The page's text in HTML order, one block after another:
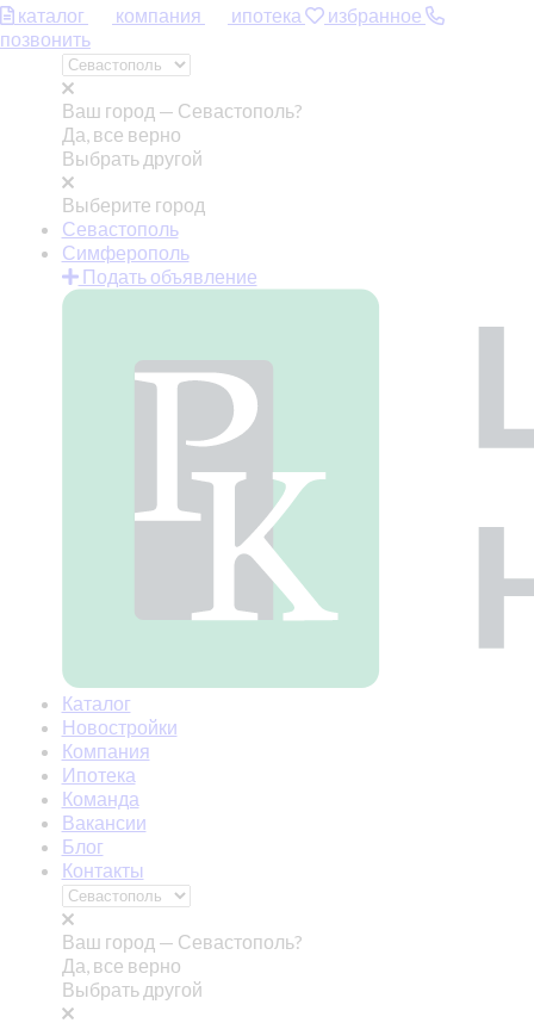
каталог компания ипотека
избранное
позвонить
Ваш город — Севастополь?
Да, все верно
Выбрать другой
Выберите город
Севастополь
Симферополь
Подать объявление
Каталог
Новостройки
Компания
Ипотека
Команда
Вакансии
Блог
Контакты
Ваш город — Севастополь?
Да, все верно
Выбрать другой